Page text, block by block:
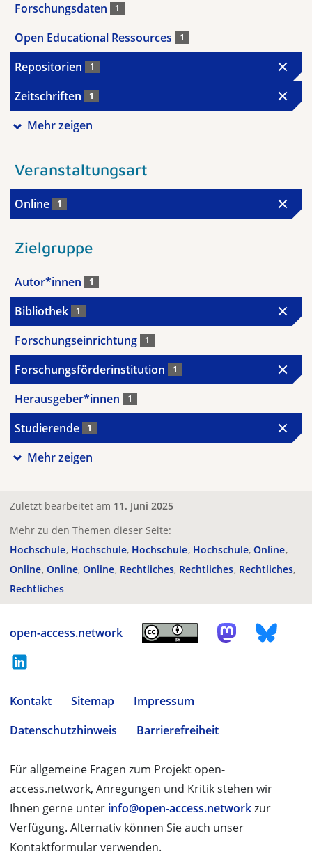
Forschungsdaten 1
Open Educational Ressources 1
Repositorien 1
Zeitschriften 1
Mehr zeigen
Veranstaltungsart
Online 1
Zielgruppe
Autor*innen 1
Bibliothek 1
Forschungseinrichtung 1
Forschungsförderinstitution 1
Herausgeber*innen 1
Studierende 1
Mehr zeigen
Zuletzt bearbeitet am 11. Juni 2025
Mehr zu den Themen dieser Seite:
Hochschule Hochschule Hochschule Hochschule Online
Online Online Online Rechtliches Rechtliches Rechtliches
Rechtliches
open-access.network
Kontakt Sitemap
Impressum
Datenschutzhinweis
Barrierefreiheit
Für allgemeine Fragen zum Projekt open-
access.network, Anregungen und Kritik stehen wir
Ihnen gerne unter info@open-access.networkzur
Verfügung. Alternativ können Sie auch unser
Kontaktformular verwenden.